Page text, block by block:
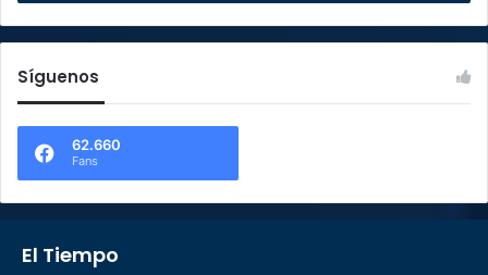
Síguenos
62.660
Fans
El Tiempo